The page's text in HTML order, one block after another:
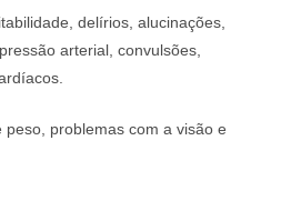
delírios, alucinações,
arterial, convulsões,
problemas com a visão e